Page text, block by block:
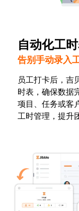
自动化工
告别手动录入
员工打卡后，吉
时表，确保数据
项目、任务或客
工时管理，提升